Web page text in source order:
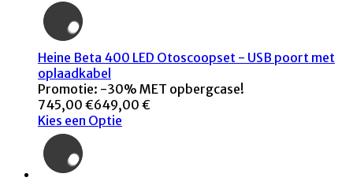
Heine Beta 400 LED Otoscoopset - USB poort met
oplaadkabel
Promotie: -30% MET opbergcase!
745,00 €649,00 €
Kies een Optie